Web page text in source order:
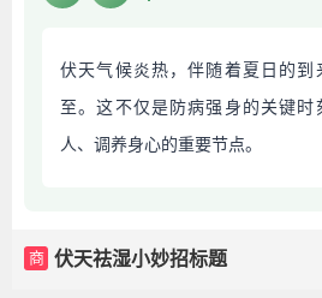
伏天气候炎热，伴随着夏日的到
至。这不仅是防病强身的关键时
人、调养身心的重要节点。
商 伏天祛湿小妙招标题